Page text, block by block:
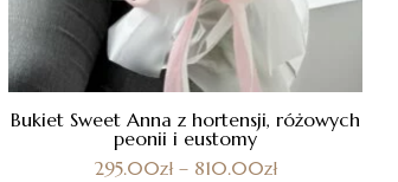
Bukiet Sweet Anna z hortensji, różowych
peonii i eustomy
295.00zł – 810.00zł